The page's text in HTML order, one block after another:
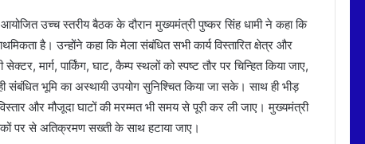
उच्च स्तरीय बैठक के दौरान मुख्यमंत्री पुष्कर सिंह धामी ने कहा कि
है। उन्होंने कहा कि मेला संबंधित सभी कार्य विस्तारित क्षेत्र और
मार्ग, पार्किंग, घाट, कैम्प स्थलों को स्पष्ट तौर पर चिन्हित किया जाए,
भूमि का अस्थायी उपयोग सुनिश्चित किया जा सके। साथ ही भीड़
और मौजूदा घाटों की मरम्मत भी समय से पूरी कर ली जाए। मुख्यमंत्री
पर से अतिक्रमण सख्ती के साथ हटाया जाए।